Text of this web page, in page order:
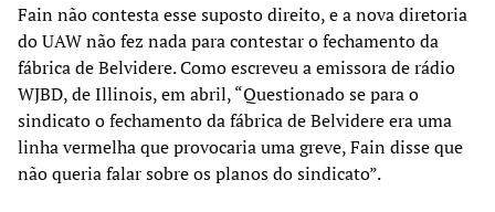
Fain não contesta esse suposto direito, e a nova diretoria
do UAW não fez nada para contestar o fechamento da
fábrica de Belvidere. Como escreveu a emissora de rádio
WJBD, de Illinois, em abril, “Questionado se para o
sindicato o fechamento da fábrica de Belvidere era uma
linha vermelha que provocaria uma greve, Fain disse que
não queria falar sobre os planos do sindicato”.